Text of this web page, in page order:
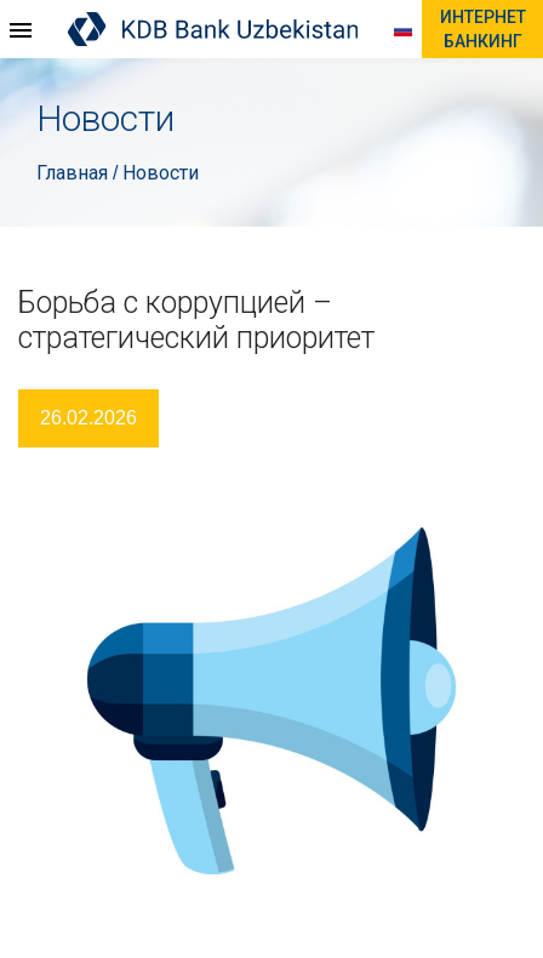
ИНТЕРНЕТ
БАНКИНГ
Новости
Главная / Новости
Борьба с коррупцией –
стратегический приоритет
26.02.2026